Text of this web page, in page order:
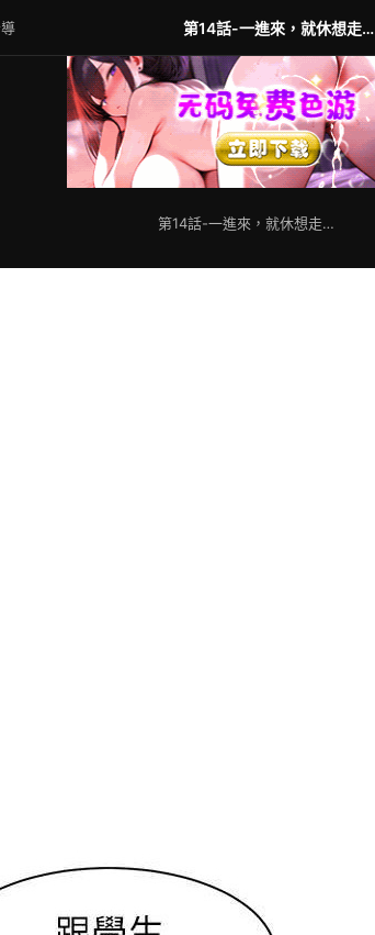
第14話-一進來，就休想走…
第14話-一進來，就休想走…